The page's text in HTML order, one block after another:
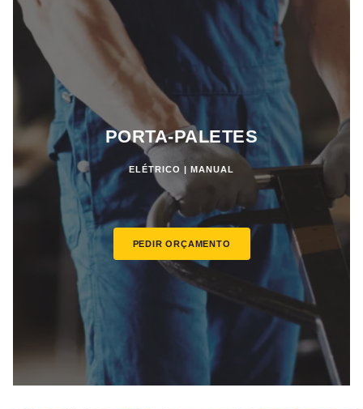
PORTA-PALETES
ELÉTRICO | MANUAL
PEDIR ORÇAMENTO